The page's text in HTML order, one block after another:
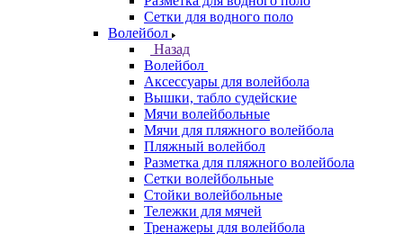
Сетки для водного поло
Волейбол
Назад
Волейбол
Аксессуары для волейбола
Вышки, табло судейские
Мячи волейбольные
Мячи для пляжного волейбола
Пляжный волейбол
Разметка для пляжного волейбола
Сетки волейбольные
Стойки волейбольные
Тележки для мячей
Тренажеры для волейбола